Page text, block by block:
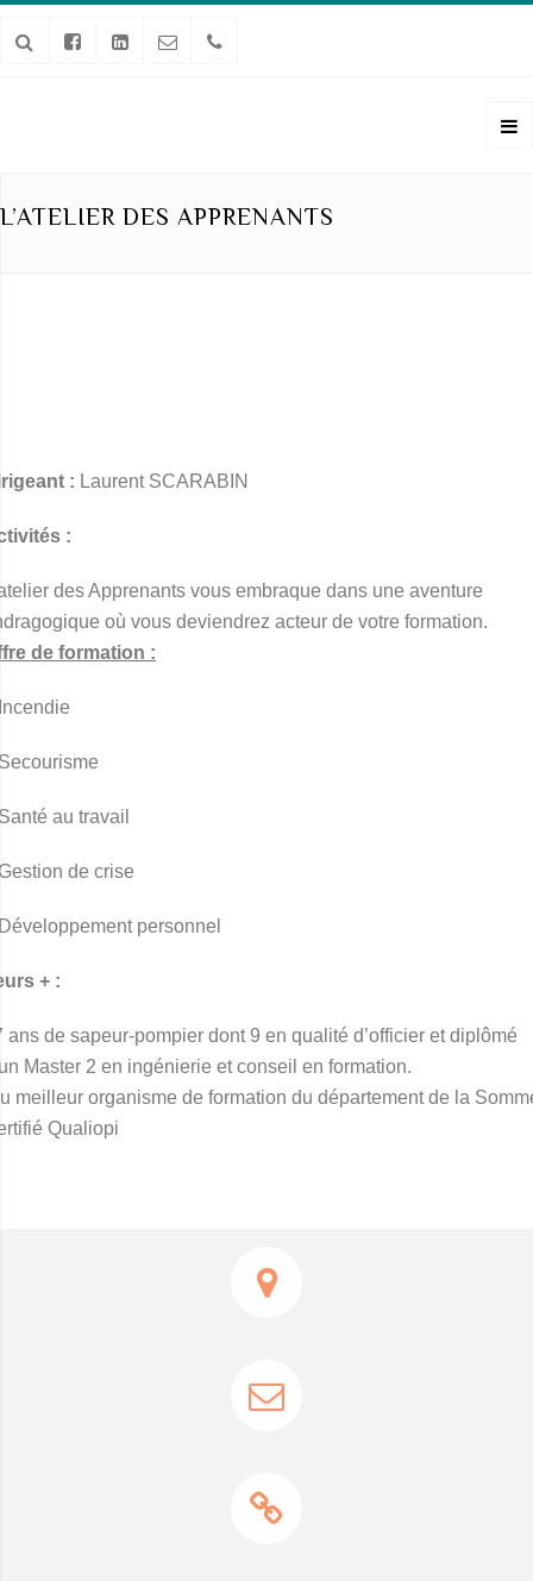
L’ATELIER DES APPRENANTS
: Laurent SCARABIN
:
des Apprenants vous embraque dans une aventure
où vous deviendrez acteur de votre formation.
de formation :
au travail
de crise
personnel
+ :
ans de sapeur-pompier dont 9 en qualité d’officier et diplômé
Master 2 en ingénierie et conseil en formation.
meilleur organisme de formation du département de la
Qualiopi